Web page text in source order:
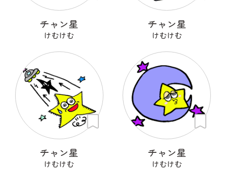
チャン星
けむけむ
チャン星
けむけむ
チャン星
けむけむ
チャン星
けむけむ